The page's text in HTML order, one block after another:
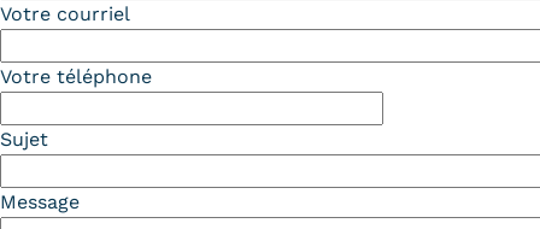
Votre courriel
Votre téléphone
Sujet
Message